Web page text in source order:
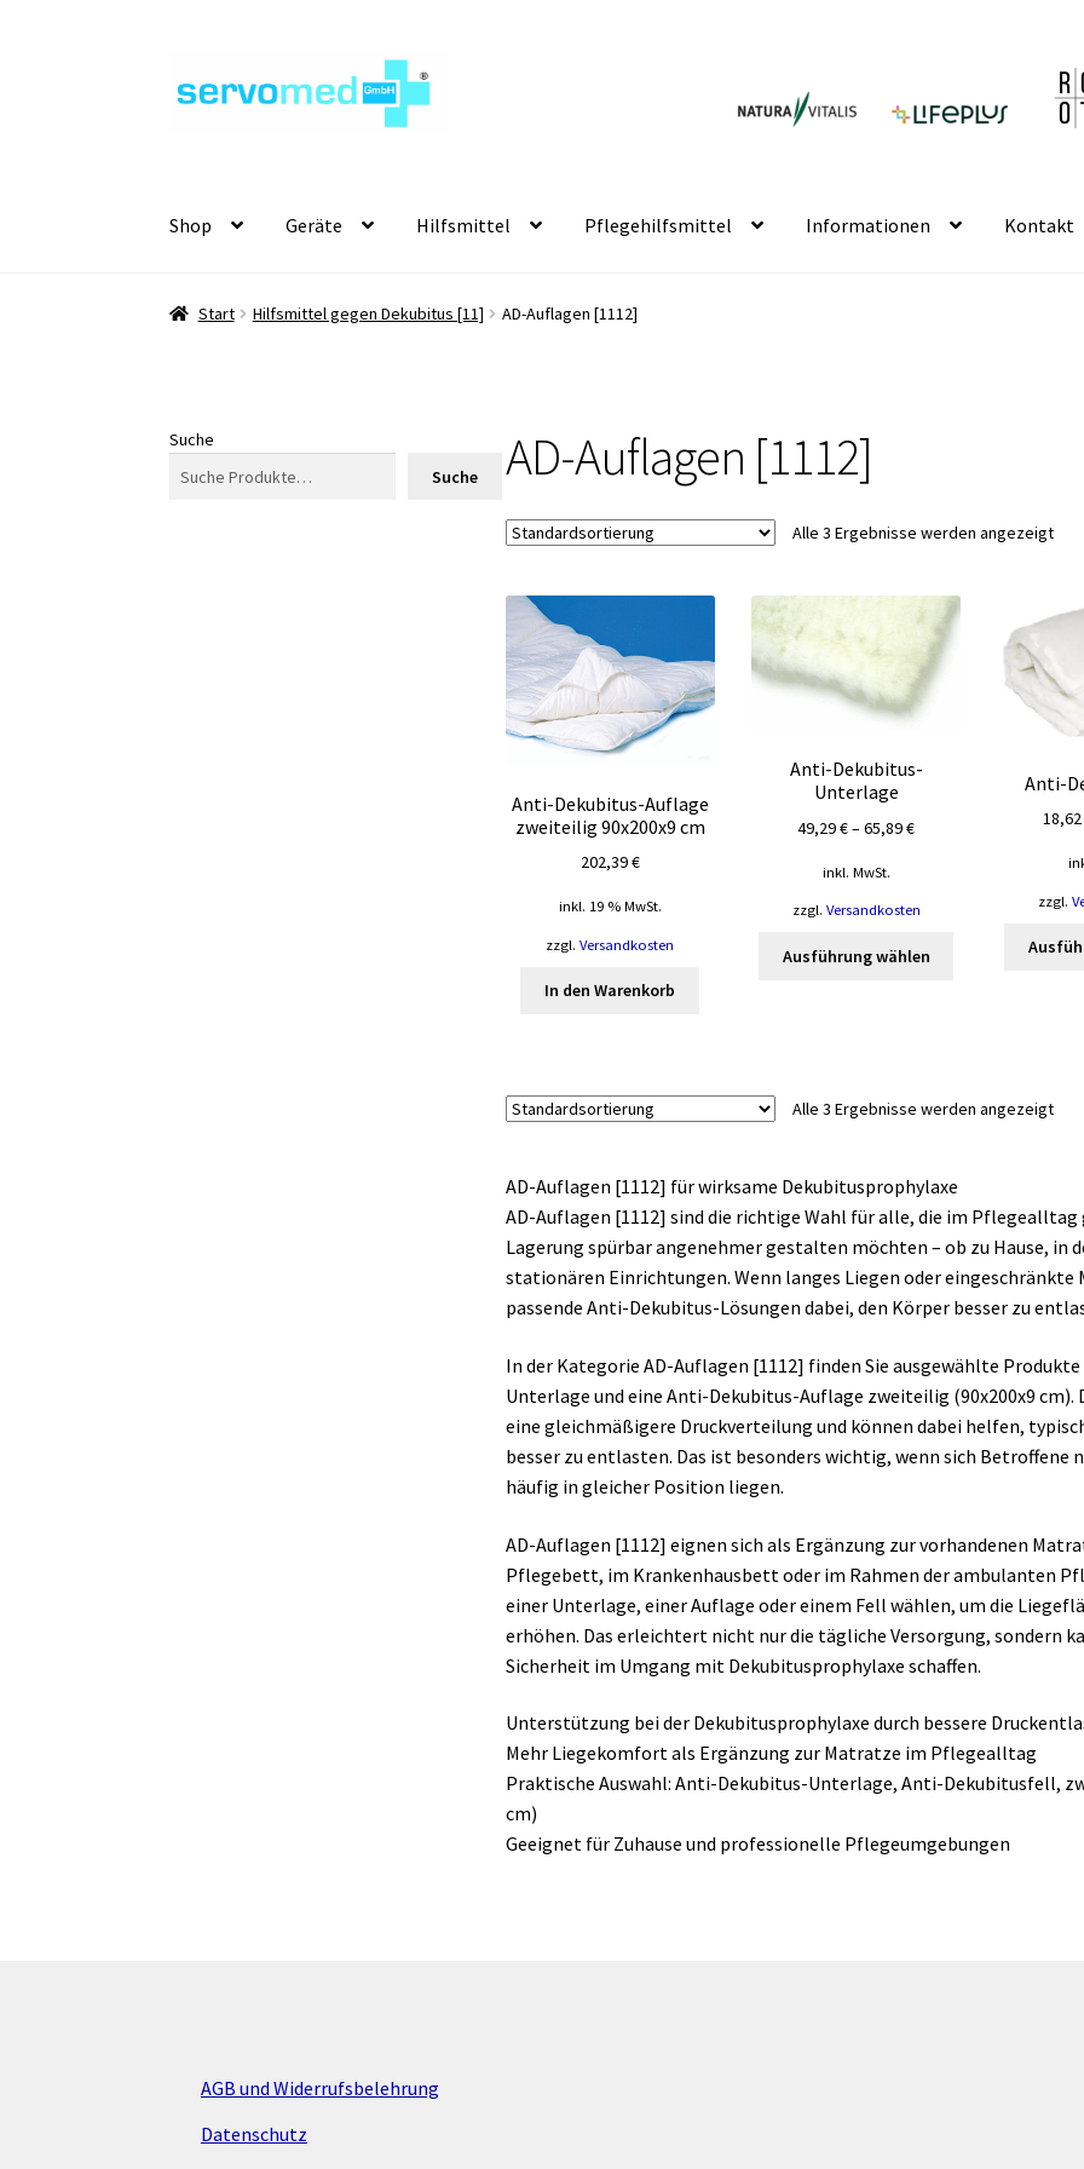
Navigation
Inhalt
Shop Geräte Hilfsmittel Pflegehilfsmittel Informationen Kontakt
Start Hilfsmittel gegen Dekubitus [11] AD-Auflagen [1112]
AD-Auflagen [1112]
Alle 3 Ergebnisse werden angezeigt
Anti-Dekubitus-Auflage
zweiteilig 90x200x9 cm
202,39€
inkl. 19 % MwSt.
zzgl.Versandkosten
In den Warenkorb
Anti-Dekubitus-
Unterlage
49,29€–65,89€
inkl. MwSt.
zzgl. Versandkosten
Ausführung wählen
Die
auf
der
Produktseite
werden
Anti-
zzgl.
Alle 3 Ergebnisse werden angezeigt
AD-Auflagen [1112] für wirksame Dekubitusprophylaxe
AD-Auflagen [1112] sind die richtige Wahl für alle, die im
Lagerung spürbar angenehmer gestalten möchten – ob zu Hause, in
stationären Einrichtungen. Wenn langes Liegen oder
passende Anti-Dekubitus-Lösungen dabei, den Körper besser zu
In der Kategorie AD-Auflagen [1112] finden Sie ausgewählte
Unterlage und eine Anti-Dekubitus-Auflage zweiteilig (90x200x9
eine gleichmäßigere Druckverteilung und können dabei helfen,
besser zu entlasten. Das ist besonders wichtig, wenn sich Betroffene
häufig in gleicher Position liegen.
AD-Auflagen [1112] eignen sich als Ergänzung zur vorhandenen
Pflegebett, im Krankenhausbett oder im Rahmen der ambulanten
einer Unterlage, einer Auflage oder einem Fell wählen, um die
erhöhen. Das erleichtert nicht nur die tägliche Versorgung, sondern
Sicherheit im Umgang mit Dekubitusprophylaxe schaffen.
Unterstützung bei der Dekubitusprophylaxe durch bessere
Mehr Liegekomfort als Ergänzung zur Matratze im Pflegealltag
Praktische Auswahl: Anti-Dekubitus-Unterlage, Anti-Dekubitusfell,
cm)
Geeignet für Zuhause und professionelle Pflegeumgebungen
Suche
Suche
AGB und Widerrufsbelehrung
Datenschutz